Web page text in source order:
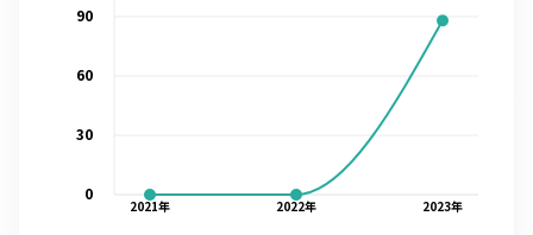
2021年 2022年 2023年
0
30
60
90